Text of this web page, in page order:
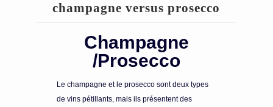
champagne versus prosecco
Champagne
/Prosecco
Le champagne et le prosecco sont deux types
de vins pétillants, mais ils présentent des